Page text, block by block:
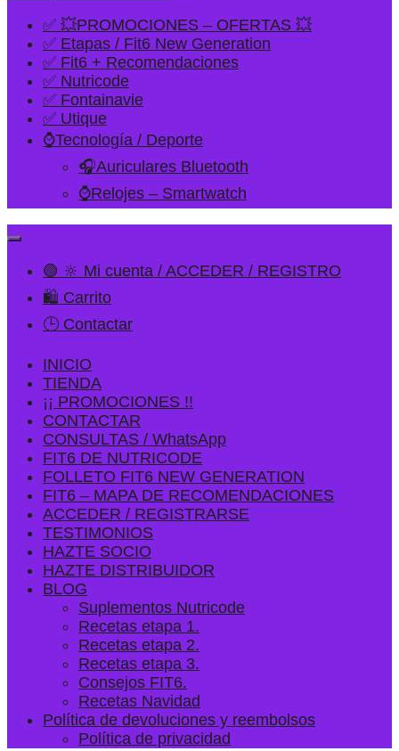
✅ 💥PROMOCIONES – OFERTAS 💥
✅ Etapas / Fit6 New Generation
✅ Fit6 + Recomendaciones
✅ Nutricode
✅ Fontainavie
✅ Utique
⌚Tecnología / Deporte
🎧Auriculares Bluetooth
⌚Relojes – Smartwatch
🟢 🔆 Mi cuenta / ACCEDER / REGISTRO
🛍️ Carrito
🕒 Contactar
INICIO
TIENDA
¡¡ PROMOCIONES !!
CONTACTAR
CONSULTAS / WhatsApp
FIT6 DE NUTRICODE
FOLLETO FIT6 NEW GENERATION
FIT6 – MAPA DE RECOMENDACIONES
ACCEDER / REGISTRARSE
TESTIMONIOS
HAZTE SOCIO
HAZTE DISTRIBUIDOR
BLOG
Suplementos Nutricode
Recetas etapa 1.
Recetas etapa 2.
Recetas etapa 3.
Consejos FIT6.
Recetas Navidad
Política de devoluciones y reembolsos
Política de privacidad